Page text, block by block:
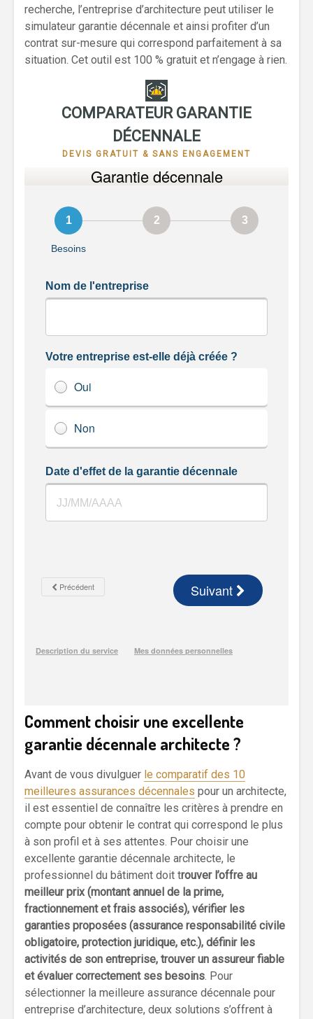
recherche, l’entreprise d’architecture peut utiliser le
simulateur garantie décennale et ainsi profiter d’un
contrat sur-mesure qui correspond parfaitement à sa
situation. Cet outil est 100 % gratuit et n’engage à rien.
COMPARATEUR GARANTIE
DÉCENNALE
DEVIS GRATUIT & SANS ENGAGEMENT
Comment choisir une excellente
garantie décennale architecte ?
Avant de vous divulguer le comparatif des 10
meilleures assurances décennales pour un architecte,
il est essentiel de connaître les critères à prendre en
compte pour obtenir le contrat qui correspond le plus
à son profil et à ses attentes. Pour choisir une
excellente garantie décennale architecte, le
professionnel du bâtiment doit trouver l’offre au
meilleur prix (montant annuel de la prime,
fractionnement et frais associés), vérifier les
garanties proposées (assurance responsabilité civile
obligatoire, protection juridique, etc.), définir les
activités de son entreprise, trouver un assureur fiable
et évaluer correctement ses besoins. Pour
sélectionner la meilleure assurance décennale pour
entreprise d’architecture, deux solutions s’offrent à